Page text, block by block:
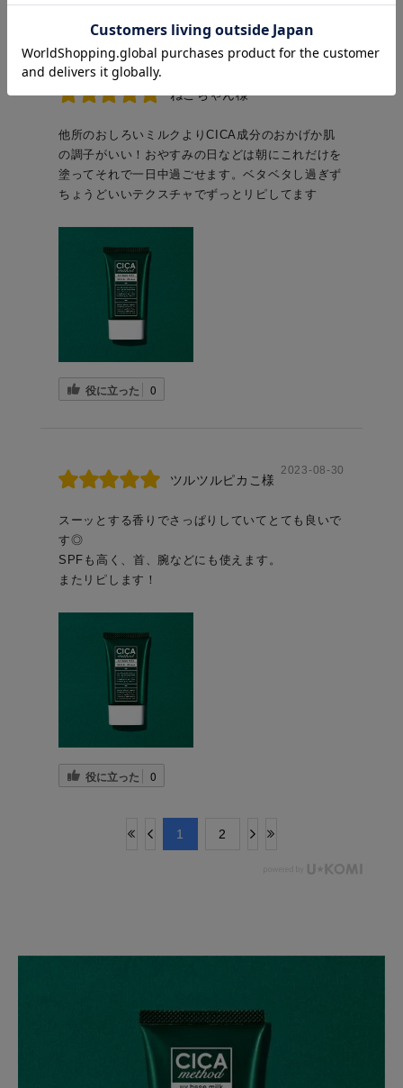
役に立った 0
ねこちゃん様
他所のおしろいミルクよりCICA成分のおかげか肌
の調子がいい！おやすみの日などは朝にこれだけを
塗ってそれで一日中過ごせます。ベタベタし過ぎず
ちょうどいいテクスチャでずっとリピしてます
役に立った 0
ツルツルピカこ様
2023-08-30
スーッとする香りでさっぱりしていてとても良いで
す◎
SPFも高く、首、腕などにも使えます。
またリピします！
役に立った 0
​1 ​2